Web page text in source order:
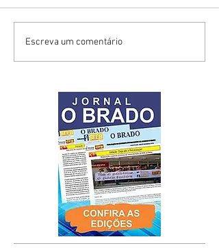
Escreva um comentário